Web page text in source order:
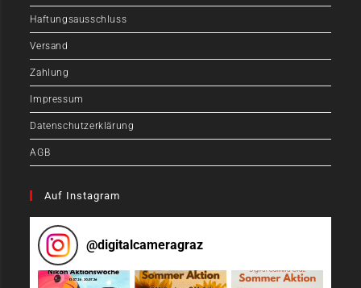
Haftungsausschluss
Versand
Zahlung
Impressum
Datenschutzerklärung
AGB
Auf Instagram
@digitalcameragraz